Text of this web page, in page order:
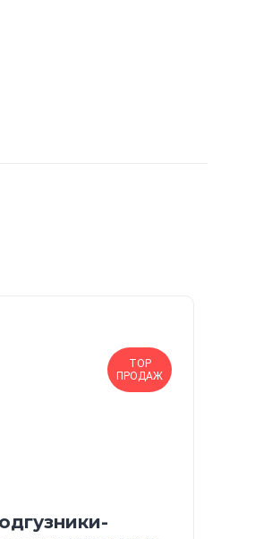
TOP
ПРОДАЖ